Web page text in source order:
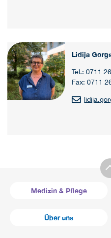
Lidija
Tel.: 0711
Fax: 0711
Medizin & Pflege
Über uns